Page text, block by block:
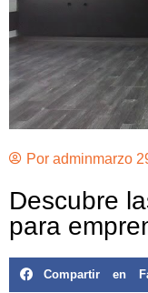
Por adminmarzo
Descubre
para
Compartir en